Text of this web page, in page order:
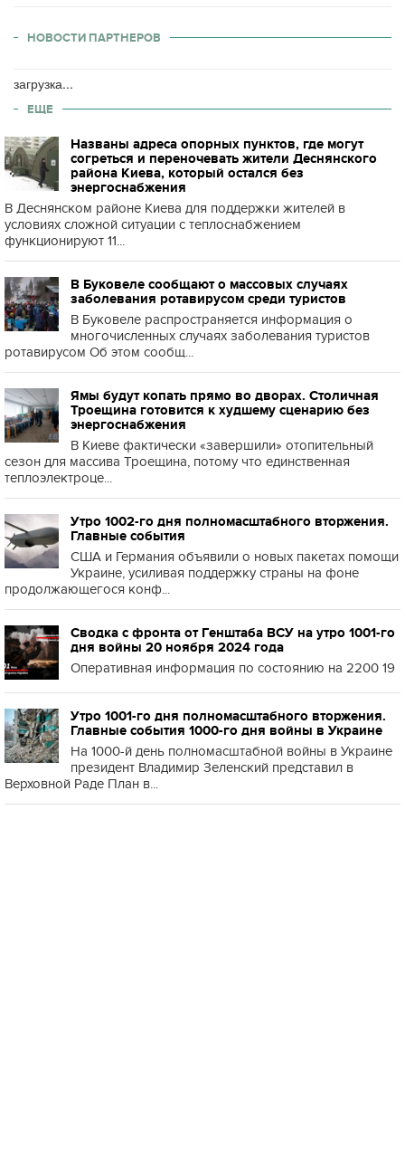
НОВОСТИ ПАРТНЕРОВ
загрузка...
ЕЩЕ
Названы адреса опорных пунктов, где могут
согреться и переночевать жители Деснянского
района Киева, который остался без
энергоснабжения
В Деснянском районе Киева для поддержки жителей в
условиях сложной ситуации с теплоснабжением
функционируют 11...
В Буковеле сообщают о массовых случаях
заболевания ротавирусом среди туристов
В Буковеле распространяется информация о
многочисленных случаях заболевания туристов
ротавирусом Об этом сообщ...
Ямы будут копать прямо во дворах. Столичная
Троещина готовится к худшему сценарию без
энергоснабжения
В Киеве фактически «завершили» отопительный
сезон для массива Троещина, потому что единственная
теплоэлектроце...
Утро 1002-го дня полномасштабного вторжения.
Главные события
США и Германия объявили о новых пакетах помощи
Украине, усиливая поддержку страны на фоне
продолжающегося конф...
Сводка с фронта от Генштаба ВСУ на утро 1001-го
дня войны 20 ноября 2024 года
Оперативная информация по состоянию на 2200 19
Утро 1001-го дня полномасштабного вторжения.
Главные события 1000-го дня войны в Украине
На 1000-й день полномасштабной войны в Украине
президент Владимир Зеленский представил в
Верховной Раде План в...